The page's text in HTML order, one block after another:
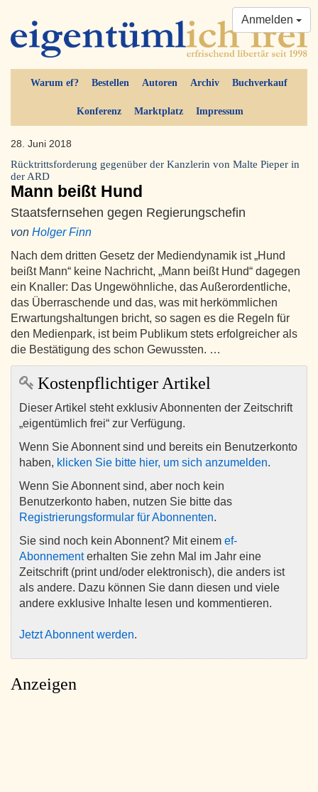
Warum ef? Bestellen Autoren Archiv Buchverkauf
Konferenz Marktplatz Impressum
Anmelden
28. Juni 2018
Rücktrittsforderung gegenüber der Kanzlerin von Malte Pieper in
der ARD
Mann beißt Hund
Staatsfernsehen gegen Regierungschefin
von Holger Finn
Nach dem dritten Gesetz der Mediendynamik ist „Hund
beißt Mann“ keine Nachricht, „Mann beißt Hund“ dagegen
ein Knaller: Das Ungewöhnliche, das Außerordentliche,
das Überraschende und das, was mit herkömmlichen
Erwartungshaltungen bricht, so sagen es die Regeln für
den Medienpark, ist beim Publikum stets erfolgreicher als
die Bestätigung des schon Gewussten. …
Kostenpflichtiger Artikel
Dieser Artikel steht exklusiv Abonnenten der Zeitschrift
„eigentümlich frei“ zur Verfügung.
Wenn Sie Abonnent sind und bereits ein Benutzerkonto
haben, klicken Sie bitte hier, um sich anzumelden.
Wenn Sie Abonnent sind, aber noch kein
Benutzerkonto haben, nutzen Sie bitte das
Registrierungsformular für Abonnenten.
Sie sind noch kein Abonnent? Mit einem ef-
Abonnementerhalten Sie zehn Mal im Jahr eine
Zeitschrift (print und/oder elektronisch), die anders ist
als andere. Dazu können Sie dann diesen und viele
andere exklusive Inhalte lesen und kommentieren.
Jetzt Abonnent werden.
Anzeigen